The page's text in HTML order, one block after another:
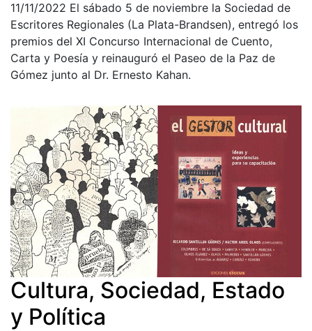
11/11/2022 El sábado 5 de noviembre la Sociedad de
Escritores Regionales (La Plata-Brandsen), entregó los
premios del XI Concurso Internacional de Cuento,
Carta y Poesía y reinauguró el Paseo de la Paz de
Gómez junto al Dr. Ernesto Kahan.
Cultura, Sociedad, Estado
y Política